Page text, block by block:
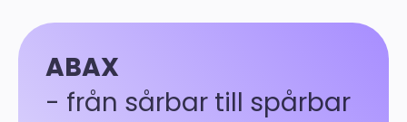
ABAX
- från sårbar till spårbar